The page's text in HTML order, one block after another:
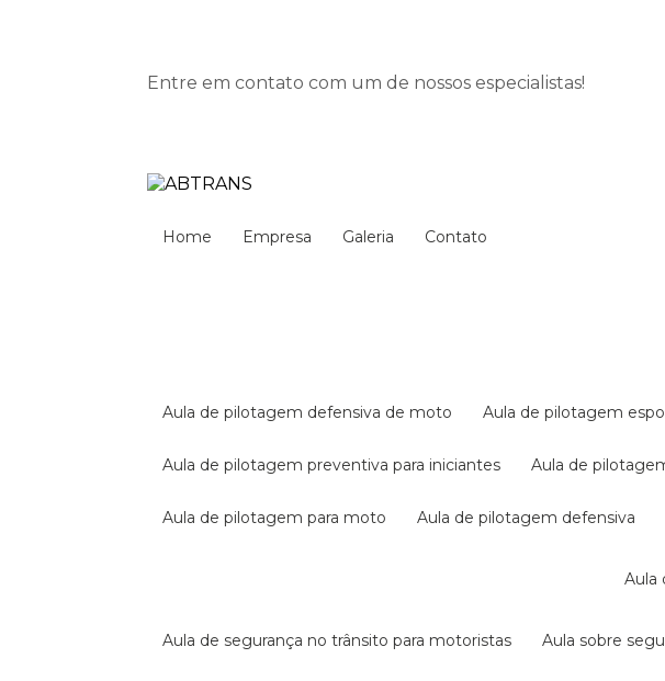
Entre em contato com um de nossos especialistas!
Home Empresa Galeria Contato
aula de pilotagem defensiva de moto aula de pilotagem
aula de pilotagem preventiva para iniciantes aula de
aula de pilotagem para moto aula de pilotagem defensiva
aula de segurança no trânsito para motoristas aula sobre